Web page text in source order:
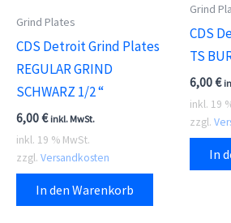
Grind Plates
CDS Detroit Grind Plates
REGULAR GRIND
SCHWARZ 1/2 “
6,00€ inkl. MwSt.
inkl. 19 % MwSt.
zzgl. Versandkosten
In den Warenkorb
Grind
CDS
TS
6,00€
inkl. 19
zzgl.
In